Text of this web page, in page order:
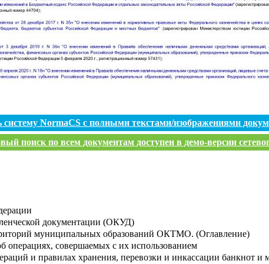
систему NormaCS с полными текстами/изображениями
поиск по всем документам доступен в демо-версии
документации (ОКУД)
муниципальных образований ОКТМО. (Оглавление)
операциях, совершаемых с их использованием
и правилах хранения, перевозки и инкассации банкнот